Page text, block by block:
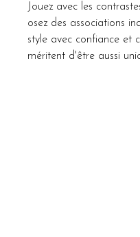
Jouez avec les
osez des associations
style avec confiance et
méritent d'être aussi